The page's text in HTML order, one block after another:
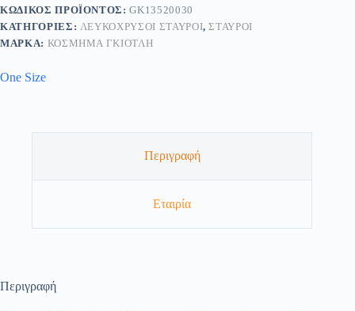
ΚΩΔΙΚΌΣ ΠΡΟΪΌΝΤΟΣ:GK13520030
ΚΑΤΗΓΟΡΊΕΣ: ΛΕΥΚΌΧΡΥΣΟΙ ΣΤΑΥΡΟΊ,ΣΤΑΥΡΟΊ
ΜΆΡΚΑ: ΚΟΣΜΗΜΑ ΓΚΙΟΤΛΗ
One Size
Περιγραφή
Εταιρία
Περιγραφή